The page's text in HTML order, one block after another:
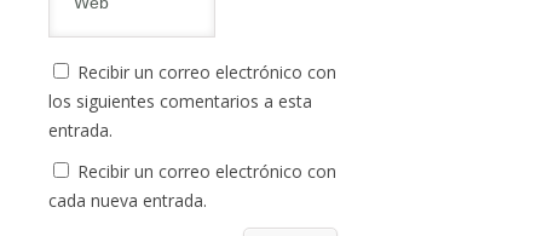
Recibir un correo electrónico con
los siguientes comentarios a esta
entrada.
Recibir un correo electrónico con
cada nueva entrada.